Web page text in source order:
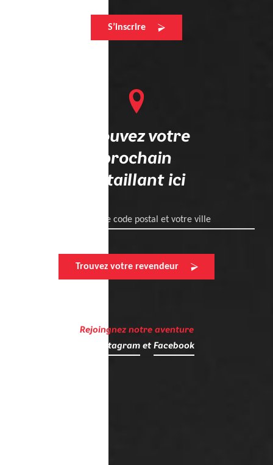
S’inscrire
Trouvez votre
prochain
détaillant ici
Entrez votre code postal et votre ville
Trouvez votre revendeur
Rejoingnez notre aventure
Instagramet Facebook